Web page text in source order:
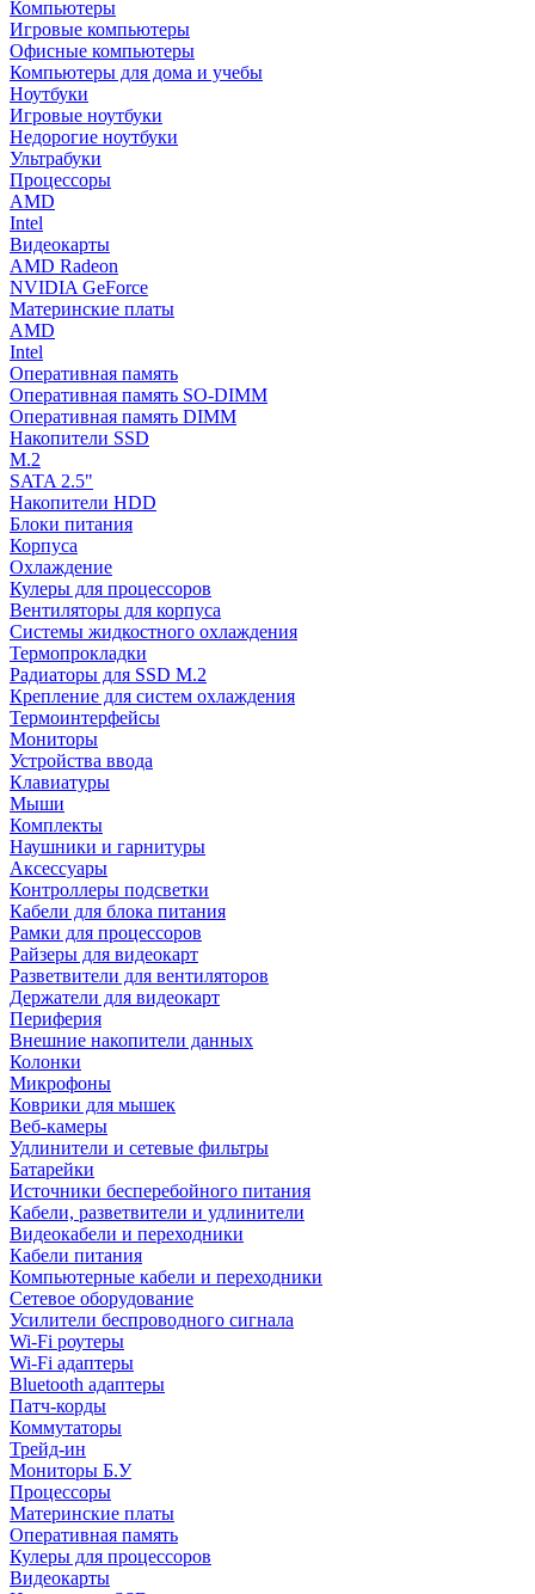
Компьютеры
Игровые компьютеры
Офисные компьютеры
Компьютеры для дома и учебы
Ноутбуки
Игровые ноутбуки
Недорогие ноутбуки
Ультрабуки
Процессоры
AMD
Intel
Видеокарты
AMD Radeon
NVIDIA GeForce
Материнские платы
AMD
Intel
Оперативная память
Оперативная память SO-DIMM
Оперативная память DIMM
Накопители SSD
M.2
SATA 2.5"
Накопители HDD
Блоки питания
Корпуса
Охлаждение
Кулеры для процессоров
Вентиляторы для корпуса
Системы жидкостного охлаждения
Термопрокладки
Радиаторы для SSD M.2
Крепление для систем охлаждения
Термоинтерфейсы
Мониторы
Устройства ввода
Клавиатуры
Мыши
Комплекты
Наушники и гарнитуры
Аксессуары
Контроллеры подсветки
Кабели для блока питания
Рамки для процессоров
Райзеры для видеокарт
Разветвители для вентиляторов
Держатели для видеокарт
Периферия
Внешние накопители данных
Колонки
Микрофоны
Коврики для мышек
Веб-камеры
Удлинители и сетевые фильтры
Батарейки
Источники бесперебойного питания
Кабели, разветвители и удлинители
Видеокабели и переходники
Кабели питания
Компьютерные кабели и переходники
Сетевое оборудование
Усилители беспроводного сигнала
Wi-Fi роутеры
Wi-Fi адаптеры
Bluetooth адаптеры
Патч-корды
Коммутаторы
Трейд-ин
Мониторы Б.У
Процессоры
Материнские платы
Оперативная память
Кулеры для процессоров
Видеокарты